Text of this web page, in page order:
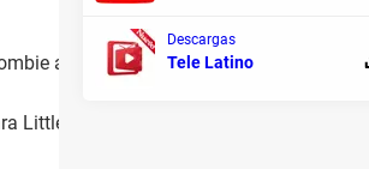
alarm mod > Programas - Mods y
Little Alchemy: paso a paso (vida, metal)
Descargas
Tele Latino